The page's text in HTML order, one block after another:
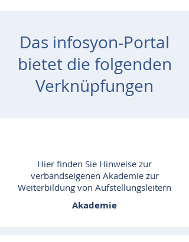
Das infosyon-Portal
bietet die folgenden
Verknüpfungen
Hier finden Sie Hinweise zur
verbandseigenen Akademie zur
Weiterbildung von Aufstellungsleitern
Akademie